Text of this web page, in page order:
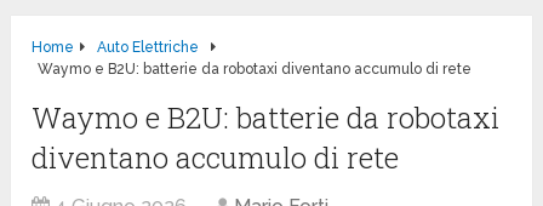
Home
Auto Elettriche
Waymo e B2U: batterie da robotaxi diventano accumulo di rete
Waymo e B2U: batterie da robotaxi
diventano accumulo di rete